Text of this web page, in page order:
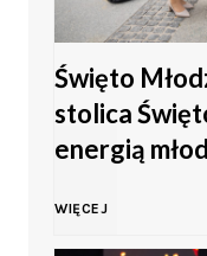
Święto
stolica
energią
WIĘCEJŚ